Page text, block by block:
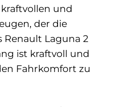
und
der die
Laguna 2
ist kraftvoll und
Fahrkomfort zu